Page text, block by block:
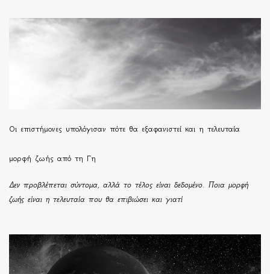
Οι επιστήμονες υπολόγισαν πότε θα εξαφανιστεί και η τελευταία
μορφή ζωής από τη Γη
Δεν προβλέπεται σύντομα, αλλά το τέλος είναι δεδομένο. Ποια μορφή
ζωής είναι η τελευταία που θα επιβιώσει και γιατί